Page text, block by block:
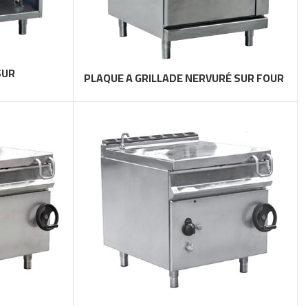
PLAQUE A GRILLADE NERVURÉ SUR FOUR